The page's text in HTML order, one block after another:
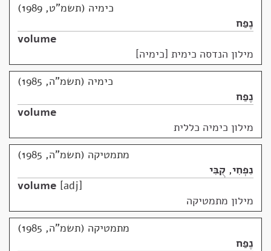
כימיה (תשמ"ט, 1989)
נֶפַח
volume
מילון הנדסה כימית [כימיה]
כימיה (תשמ"ה, 1985)
נֶפַח
volume
מילון כימיה כללית
מתמטיקה (תשמ"ה, 1985)
נִפְחִי, קֻבִּי
volume adj
מילון מתמטיקה
מתמטיקה (תשמ"ה, 1985)
נֶפַח